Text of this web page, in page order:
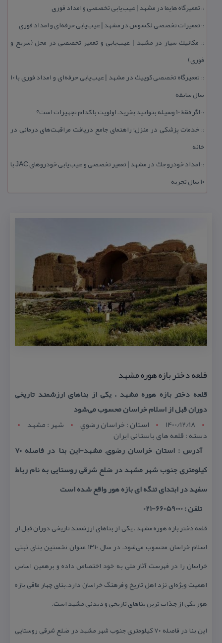
:: تعمیرگاه هایما در مشهد | عیب‌یابی تخصصی و امداد فوری
:: تعمیرات تخصصی لكسوس در مشهد | عیب‌یابی حرفه‌ای و امداد فوری
:: مكانیك سیار در مشهد | عیب‌یابی و تعمیر تخصصی در محل (سریع و
فوری)
::
تعمیرگاه تخصصی كوییك در مشهد | عیب‌یابی حرفه‌ای و امداد فوری با ۱۰
سال سابقه
:: اگر فقط 10 وسیله بتوانید بخرید، اولویت با كدام تجهیزات است؟
:: خدمات پزشكی در منزل؛ راهنمای جامع دریافت مراقبت‌های درمانی در
خانه
::
امداد خودرو جك در مشهد | تعمیر تخصصی و عیب‌یابی خودروهای JAC با
۱۰ سال تجربه
قلعه دختر بازه هوره مشهد
قلعه دختر بازه هوره مشهد ، یكی از بناهای ارزشمند تاریخی
دوران قبل از اسلام خراسان محسوب می‌شود
1400/12/18
استان : خراسان رضوي شهر : مشهد
دسته : قلعه های باستانی ایران
آدرس : استان خراسان رضوی, مشهد-این بنا در فاصله ۷۰
كیلومتری جنوب شهر مشهد در ضلع شرقی روستایی به نام رباط
سفید در ابتدای تنگه ای بازه هور واقع شده است
تلفن : 66059000-021
قلعه دختر بازه هوره مشهد ، یكی از بناهای ارزشمند تاریخی دوران قبل از
اسلام خراسان محسوب می‌شود، در سال ۱۳۱۰ عنوان نخستین بنای ثبتی
خراسان را در فهرست آثار ملی به خود اختصاص داده و برهمین اساس
اهمیت ویژه‌ای نزد اهل تاریخ و فرهنگ خراسان دارد.بنای چهار طاقی بازه
هور یكی از جذاب ترین بناهای تاریخی و دیدنی مشهد است.
این بنا در فاصله ۷۰ كیلومتری جنوب شهر مشهد در ضلع شرقی روستایی